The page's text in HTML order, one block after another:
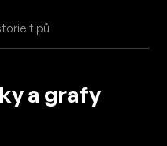
tipů
a grafy